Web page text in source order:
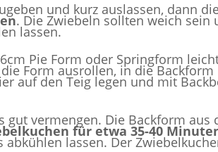
und kurz auslassen, dann
. Die Zwiebeln sollten weich
lassen.
Pie Form oder Springform
Form ausrollen, in die
auf den Teig legen und mit
vermengen. Die Backform
für etwa 35-40
lassen. Der